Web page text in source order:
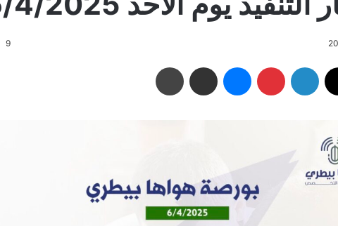
9
لينكدإن بينتيريست ماسنجر مشاركة عبر البريد